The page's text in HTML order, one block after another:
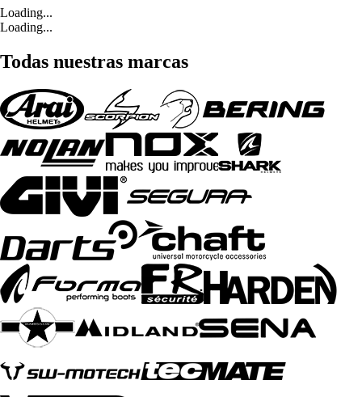
Loading...
Loading...
Todas nuestras marcas